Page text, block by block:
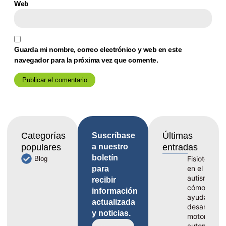
Web
Guarda mi nombre, correo electrónico y web en este
navegador para la próxima vez que comente.
Categorías
populares
Blog
Suscríbase
a nuestro
boletín
para
recibir
información
actualizada
y noticias.
Últimas
entradas
Fisioterapia
en el
autismo,
cómo
ayuda al
desarrollo
motor y la